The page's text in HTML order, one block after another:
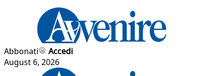
Abbonati
Accedi
August 6, 2026